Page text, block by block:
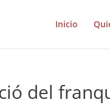
Inicio
del